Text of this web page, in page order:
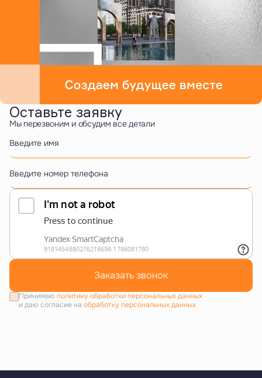
Оставьте заявку
Мы перезвоним и обсудим все детали
Введите имя
Введите номер телефона
Заказать звонок
Принимаю политику обработки персональных данных
и даю согласие на обработку персональных данных